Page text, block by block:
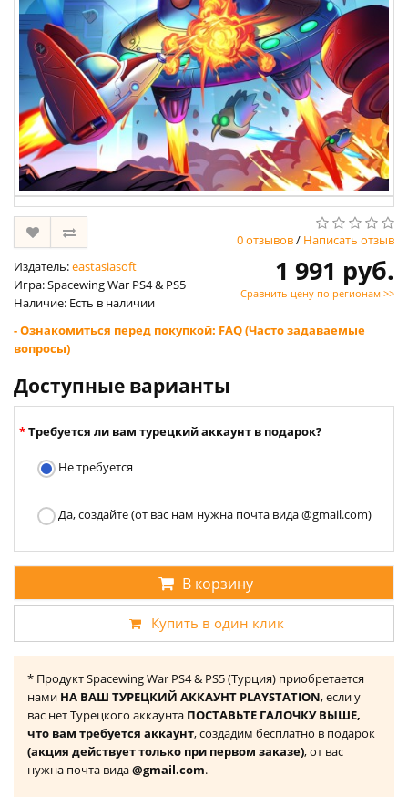
0 отзывов/ Написать отзыв
Издатель:eastasiasoft
Игра: Spacewing War PS4 & PS5
Наличие: Есть в наличии
1 991 руб.
Сравнить цену по регионам >>
- Ознакомиться перед покупкой: FAQ (Часто задаваемые
вопросы)
Доступные варианты
Требуется ли вам турецкий аккаунт в подарок?
Не требуется
Да, создайте (от вас нам нужна почта вида @gmail.com)
В корзину
Купить в один клик
* Продукт Spacewing War PS4 & PS5 (Турция) приобретается
нами НА ВАШ ТУРЕЦКИЙ АККАУНТ PLAYSTATION, если у
вас нет Турецкого аккаунта ПОСТАВЬТЕ ГАЛОЧКУ ВЫШЕ,
что вам требуется аккаунт, создадим бесплатно в подарок
(акция действует только при первом заказе), от вас
нужна почта вида@gmail.com.